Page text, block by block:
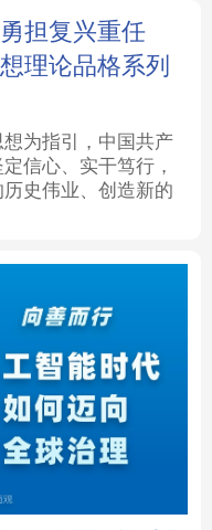
银龄 溯源中国
能源 会展
时尚 悦读
太网 上市公司
河北 山西
上海 江苏
福建 江西
担复兴重任
理论品格系列
为指引，中国共产
信心、实干笃行，
史伟业、创造新的